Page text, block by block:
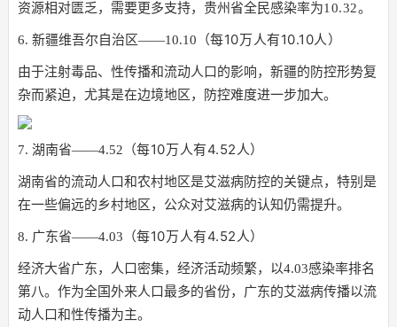
资源相对匮乏，需要更多支持，贵州省全民感染率为10.32。
6. 新疆维吾尔自治区——10.10 （每10万人有10.10人）
由于注射毒品、性传播和流动人口的影响，新疆的防控形势复
杂而紧迫，尤其是在边境地区，防控难度进一步加大。
7. 湖南省——4.52 （每10万人有4.52人）
湖南省的流动人口和农村地区是艾滋病防控的关键点，特别是
在一些偏远的乡村地区，公众对艾滋病的认知仍需提升。
8. 广东省——4.03 （每10万人有4.52人）
经济大省广东，人口密集，经济活动频繁，以4.03感染率排名
第八。作为全国外来人口最多的省份，广东的艾滋病传播以流
动人口和性传播为主。